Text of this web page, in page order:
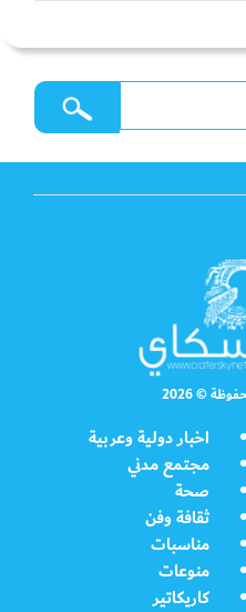
© 2026
اخبار دولية وعربية
مجتمع مدني
صحة
ثقافة وفن
مناسبات
منوعات
كاريكاتير